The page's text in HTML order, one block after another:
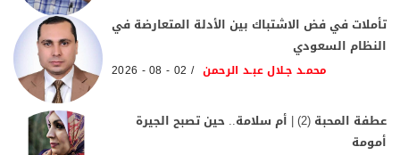
تأملات في فض الاشتباك بين الأدلة المتعارضة في
النظام السعودي
محمـد جـلال عبـد الرحمن 02 - 08 - 2026
عطفة المحبة (2) | أم سلامة.. حين تصبح الجيرة
أمومة